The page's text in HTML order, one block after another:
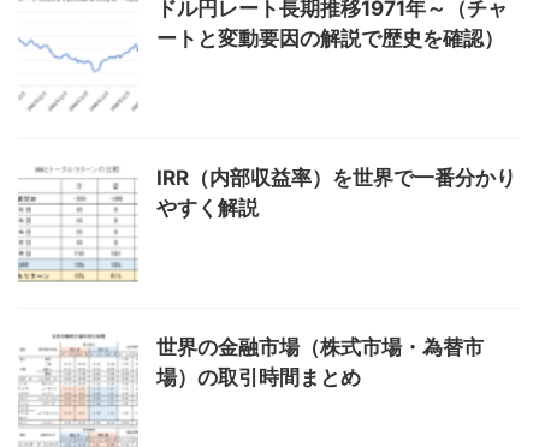
ドル円レート長期推移1971年～（チャ
ートと変動要因の解説で歴史を確認）
IRR（内部収益率）を世界で一番分かり
やすく解説
世界の金融市場（株式市場・為替市
場）の取引時間まとめ